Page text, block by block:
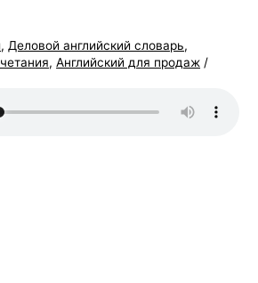
, Деловой английский словарь,
,Английский для продаж /